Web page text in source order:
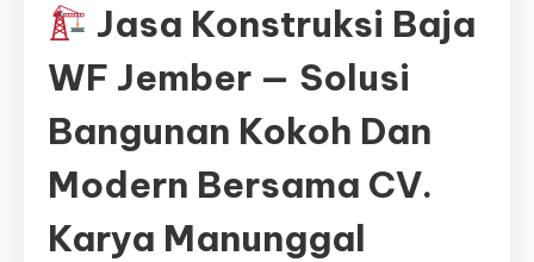
Jasa Konstruksi Baja
WF Jember — Solusi
Bangunan Kokoh Dan
Modern Bersama CV.
Karya Manunggal